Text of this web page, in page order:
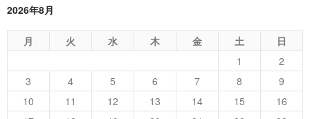
2026年8月
月 火 水 木 金 土
日
1
2
3
4 5 6 7 8
9
10
11 12 13 14 15
16